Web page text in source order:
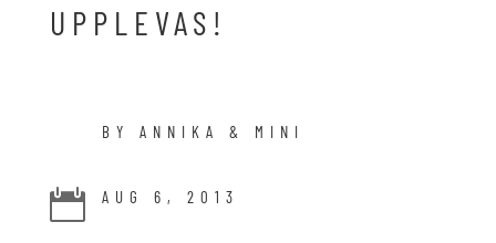
UPPLEVAS!
BY ANNIKA & MINI
 AUG 6, 2013